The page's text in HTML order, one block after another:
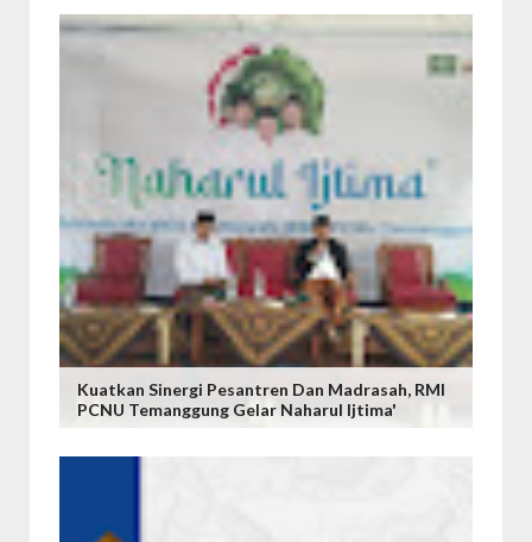
Kuatkan Sinergi Pesantren Dan Madrasah, RMI
PCNU Temanggung Gelar Naharul Ijtima'